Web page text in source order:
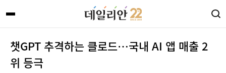
챗GPT 추격하는 클로드…국내 AI 앱 매출 2
위 등극